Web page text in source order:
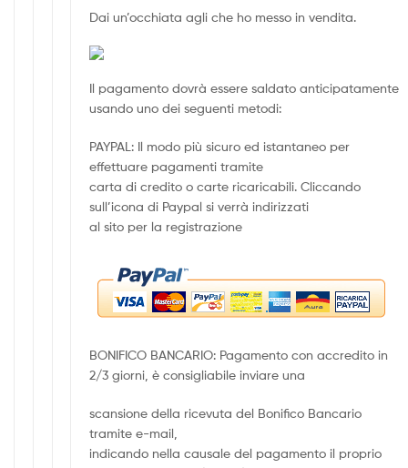
Dai un’occhiata agli che ho messo in vendita.
Il pagamento dovrà essere saldato anticipatamente
usando uno dei seguenti metodi:
PAYPAL: Il modo più sicuro ed istantaneo per
effettuare pagamenti tramite
carta di credito o carte ricaricabili. Cliccando
sull’icona di Paypal si verrà indirizzati
al sito per la registrazione
BONIFICO BANCARIO: Pagamento con accredito in
2/3 giorni, è consigliabile inviare una
scansione della ricevuta del Bonifico Bancario
tramite e-mail,
indicando nella causale del pagamento il proprio